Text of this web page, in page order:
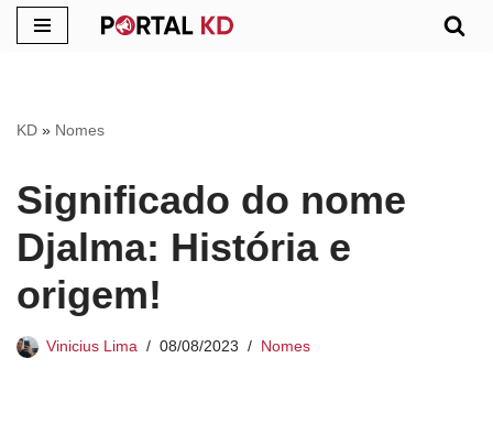
conteúdo
KD » Nomes
Significado do nome
Djalma: História e
origem!
Vinicius Lima 08/08/2023 Nomes